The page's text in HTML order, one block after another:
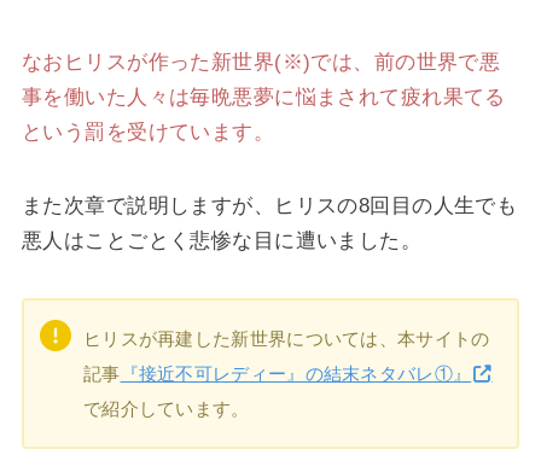
なおヒリスが作った新世界(※)では、前の世界で悪
事を働いた人々は毎晩悪夢に悩まされて疲れ果てる
という罰を受けています。
また次章で説明しますが、ヒリスの8回目の人生でも
悪人はことごとく悲惨な目に遭いました。
ヒリスが再建した新世界については、本サイトの
記事 『接近不可レディー』の結末ネタバレ①』
で紹介しています。